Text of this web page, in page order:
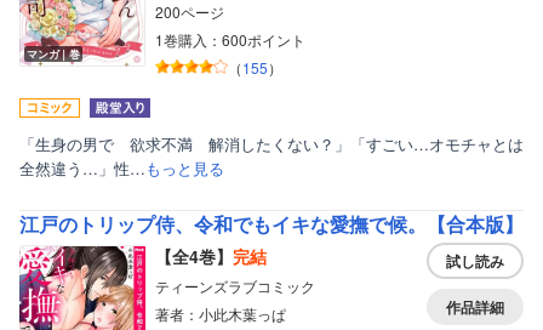
マンガ｜巻
200ページ
1巻購入：600ポイント
（155）
「生身の男で 欲求不満 解消したくない？」「すごい…オモチャとは
全然違う…」性…もっと見る
江戸のトリップ侍、令和でもイキな愛撫で候。【合本版】
【全4巻】 完結
ティーンズラブコミック
著者：小此木葉っぱ
試し読み
作品詳細